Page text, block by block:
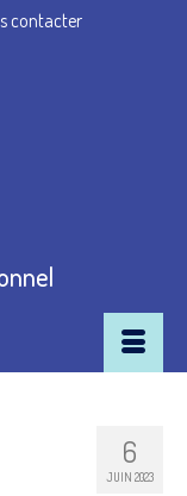
contacter
6
JUIN 2023